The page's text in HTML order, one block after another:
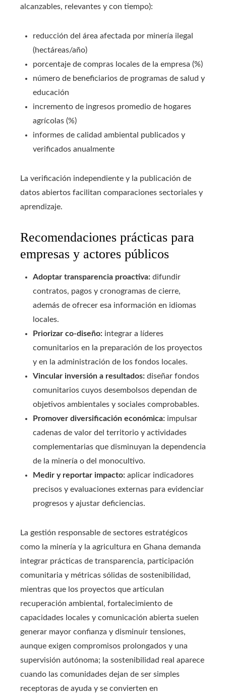
alcanzables, relevantes y con tiempo):
reducción del área afectada por minería ilegal
(hectáreas/año)
porcentaje de compras locales de la empresa (%)
número de beneficiarios de programas de salud y
educación
incremento de ingresos promedio de hogares
agrícolas (%)
informes de calidad ambiental publicados y
verificados anualmente
La verificación independiente y la publicación de
datos abiertos facilitan comparaciones sectoriales y
aprendizaje.
Recomendaciones prácticas para
empresas y actores públicos
Adoptar transparencia proactiva: difundir
contratos, pagos y cronogramas de cierre,
además de ofrecer esa información en idiomas
locales.
Priorizar co‑diseño: integrar a líderes
comunitarios en la preparación de los proyectos
y en la administración de los fondos locales.
Vincular inversión a resultados: diseñar fondos
comunitarios cuyos desembolsos dependan de
objetivos ambientales y sociales comprobables.
Promover diversificación económica: impulsar
cadenas de valor del territorio y actividades
complementarias que disminuyan la dependencia
de la minería o del monocultivo.
Medir y reportar impacto: aplicar indicadores
precisos y evaluaciones externas para evidenciar
progresos y ajustar deficiencias.
La gestión responsable de sectores estratégicos
como la minería y la agricultura en Ghana demanda
integrar prácticas de transparencia, participación
comunitaria y métricas sólidas de sostenibilidad,
mientras que los proyectos que articulan
recuperación ambiental, fortalecimiento de
capacidades locales y comunicación abierta suelen
generar mayor confianza y disminuir tensiones,
aunque exigen compromisos prolongados y una
supervisión autónoma; la sostenibilidad real aparece
cuando las comunidades dejan de ser simples
receptoras de ayuda y se convierten en